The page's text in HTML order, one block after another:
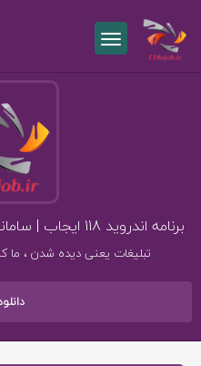
برنامه اندروید 118 ایجاب | سامانه ثبت الکترونیکی مشاغل کشور
تبلیغات یعنی دیده شدن ، ما